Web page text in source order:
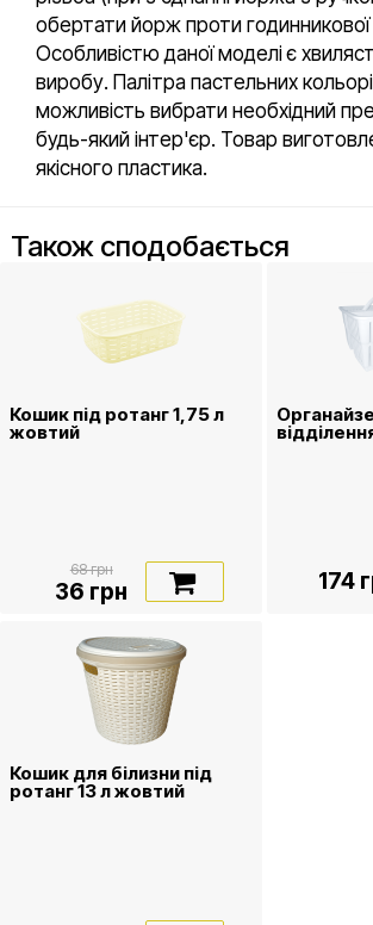
обертати йорж проти годинникової
Особливістю даної моделі є
виробу. Палітра пастельних
можливість вибрати необхідний
будь-який інтер'єр. Товар
якісного пластика.
Також сподобається
Кошик під ротанг 1,75 л
жовтий
36 грн
68 грн 174
Кошик для білизни під
ротанг 13 л жовтий